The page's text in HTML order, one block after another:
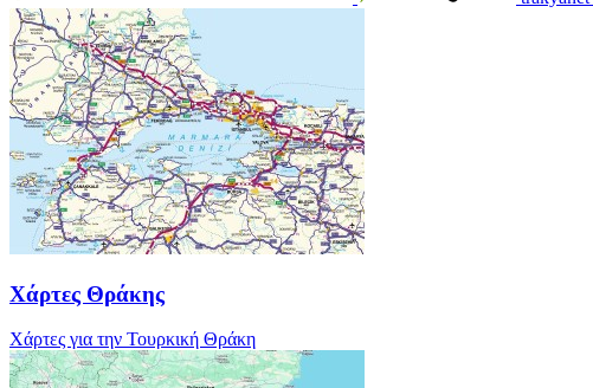
Χάρτες Θράκης
Χάρτες για την Τουρκική Θράκη